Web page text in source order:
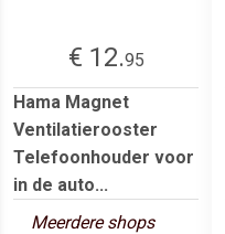
€ 12.95
Hama Magnet
Ventilatierooster
Telefoonhouder voor
in de auto...
Meerdere shops